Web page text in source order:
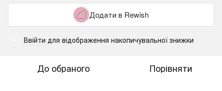
Додати в Rewish
Ввійти для відображення накопичувальної знижки
До обраного Порівняти